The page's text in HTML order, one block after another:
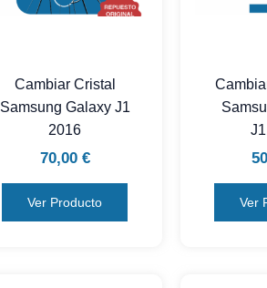
Cambiar Cristal
Samsung Galaxy J1
2016
70,00 €
Ver Producto Ver